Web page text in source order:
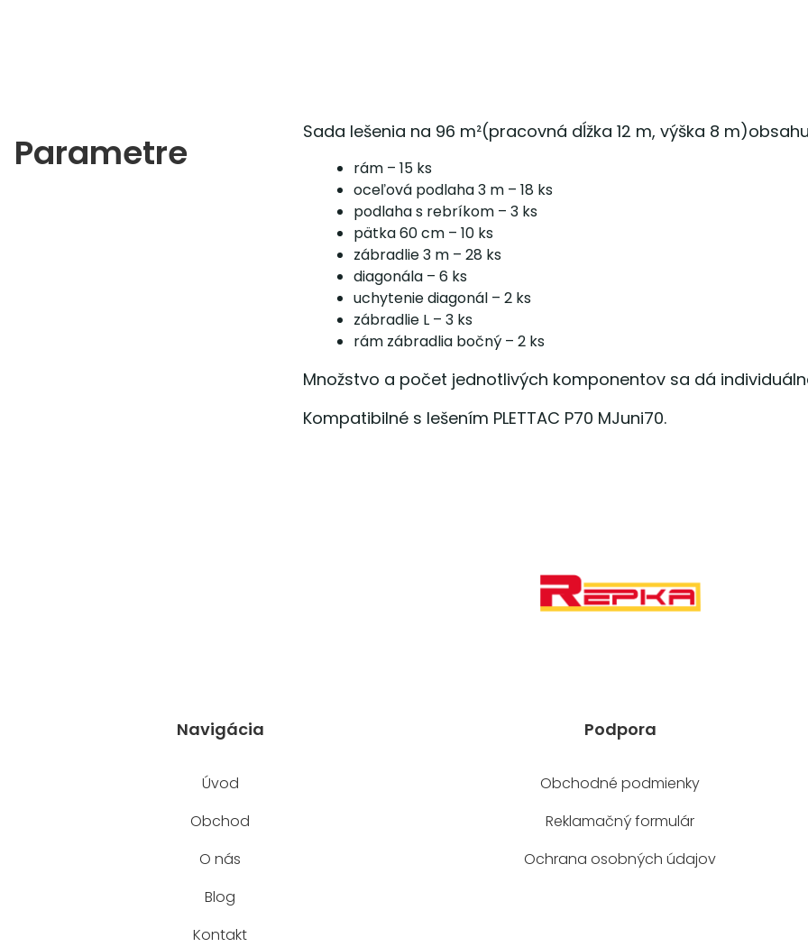
Parametre Sada lešenia na 96 m²(pracovná dĺžka 12 m, výška 8
rám – 15 ks
oceľová podlaha 3 m – 18 ks
podlaha s rebríkom – 3 ks
pätka 60 cm – 10 ks
zábradlie 3 m – 28 ks
diagonála – 6 ks
uchytenie diagonál – 2 ks
zábradlie L – 3 ks
rám zábradlia bočný – 2 ks
Množstvo a počet jednotlivých komponentov sa dá
Kompatibilné s lešením PLETTAC P70 MJuni70.
Navigácia
Úvod
Obchod
O nás
Blog
Kontakt
Podpora
Obchodné podmienky
Reklamačný formulár
Ochrana osobných údajov